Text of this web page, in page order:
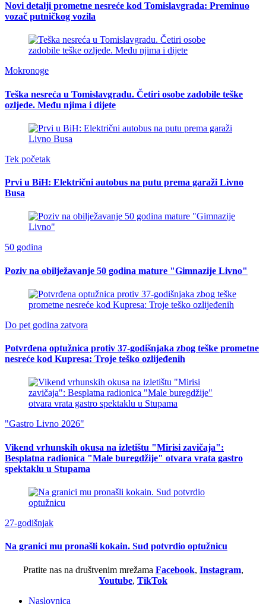
Novi detalji prometne nesreće kod Tomislavgrada: Preminuo
vozač putničkog vozila
Mokronoge
Teška nesreća u Tomislavgradu. Četiri osobe zadobile teške
ozljede. Među njima i dijete
Tek početak
Prvi u BiH: Električni autobus na putu prema garaži Livno
Busa
50 godina
Poziv na obilježavanje 50 godina mature "Gimnazije Livno"
Do pet godina zatvora
Potvrđena optužnica protiv 37-godišnjaka zbog teške prometne
nesreće kod Kupresa: Troje teško ozlijeđenih
"Gastro Livno 2026"
Vikend vrhunskih okusa na izletištu "Mirisi zavičaja":
Besplatna radionica "Male buregdžije" otvara vrata gastro
spektaklu u Stupama
27-godišnjak
Na granici mu pronašli kokain. Sud potvrdio optužnicu
Pratite nas na društvenim mrežama Facebook, Instagram,
Youtube, TikTok
Naslovnica